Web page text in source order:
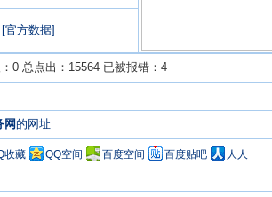
[官方数据]
0 总点出：15564 已被报错：4
网的网址
收藏 QQ空间 百度空间 百度贴吧
人人